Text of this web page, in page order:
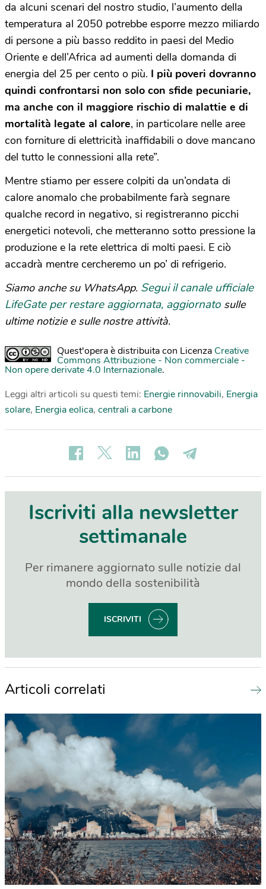
da alcuni scenari del nostro studio, l’aumento della
temperatura al 2050 potrebbe esporre mezzo miliardo
di persone a più basso reddito in paesi del Medio
Oriente e dell’Africa ad aumenti della domanda di
energia del 25 per cento o più. I più poveri dovranno
quindi confrontarsi non solo con sfide pecuniarie,
ma anche con il maggiore rischio di malattie e di
mortalità legate al calore, in particolare nelle aree
con forniture di elettricità inaffidabili o dove mancano
del tutto le connessioni alla rete”.
Mentre stiamo per essere colpiti da un’ondata di
calore anomalo che probabilmente farà segnare
qualche record in negativo, si registreranno picchi
energetici notevoli, che metteranno sotto pressione la
produzione e la rete elettrica di molti paesi. E ciò
accadrà mentre cercheremo un po’ di refrigerio.
Siamo anche su WhatsApp. Segui il canale ufficiale
LifeGate per restare aggiornata, aggiornato sulle
ultime notizie e sulle nostre attività.
Quest'opera è distribuita con Licenza Creative
Commons Attribuzione - Non commerciale -
Non opere derivate 4.0 Internazionale.
Leggi altri articoli su questi temi: Energie rinnovabili, Energia
solare, Energia eolica, centrali a carbone
Iscriviti alla newsletter
settimanale
Per rimanere aggiornato sulle notizie dal
mondo della sostenibilità
ISCRIVITI
Articoli correlati